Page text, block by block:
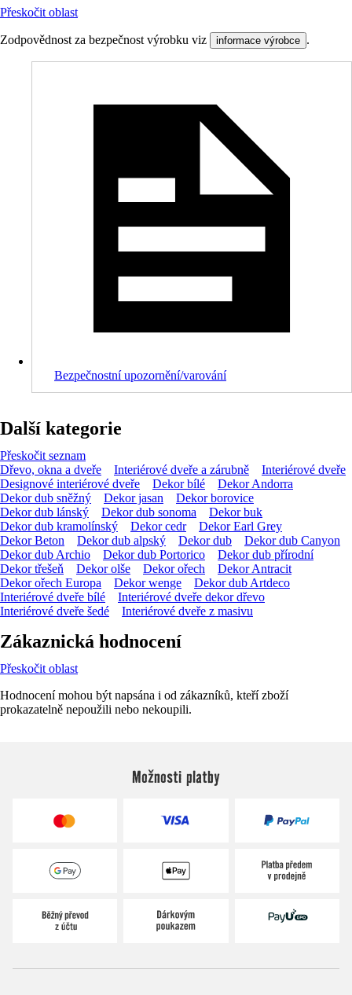
Přeskočit oblast
Zodpovědnost za bezpečnost výrobku viz informace výrobce .
Bezpečnostní upozornění/varování
Další kategorie
Přeskočit seznam
Dřevo, okna a dveře
Interiérové dveře a zárubně
Interiérové dveře
Designové interiérové dveře
Dekor bílé
Dekor Andorra
Dekor dub sněžný
Dekor jasan
Dekor borovice
Dekor dub lánský
Dekor dub sonoma
Dekor buk
Dekor dub kramolínský
Dekor cedr
Dekor Earl Grey
Dekor Beton
Dekor dub alpský Dekor dub
Dekor dub Canyon
Dekor dub Archio
Dekor dub Portorico
Dekor dub přírodní
Dekor třešeň
Dekor olše Dekor ořech
Dekor Antracit
Dekor ořech Europa
Dekor wenge
Dekor dub Artdeco
Interiérové dveře bílé
Interiérové dveře dekor dřevo
Interiérové dveře šedé
Interiérové dveře z masivu
Zákaznická hodnocení
Přeskočit oblast
Hodnocení mohou být napsána i od zákazníků, kteří zboží
prokazatelně nepoužili nebo nekoupili.
Možnosti platby